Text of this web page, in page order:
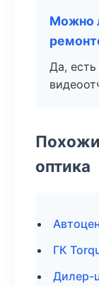
Можно
Да,
оптика
ГК
Дилер-